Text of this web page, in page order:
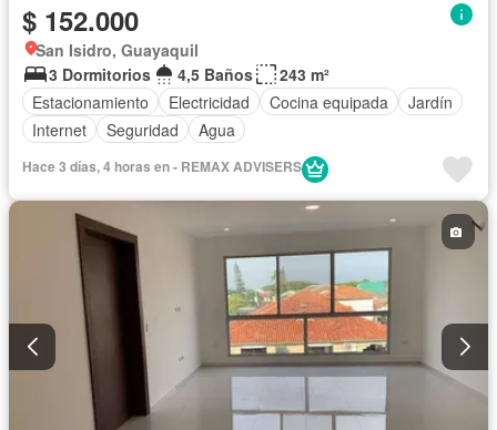
$ 152.000
San Isidro, Guayaquil
3 Dormitorios
4,5 Baños
243 m²
Estacionamiento
Electricidad Cocina equipada
Jardín
Internet
Seguridad Agua
Hace 3 días, 4 horas en - REMAX ADVISERS